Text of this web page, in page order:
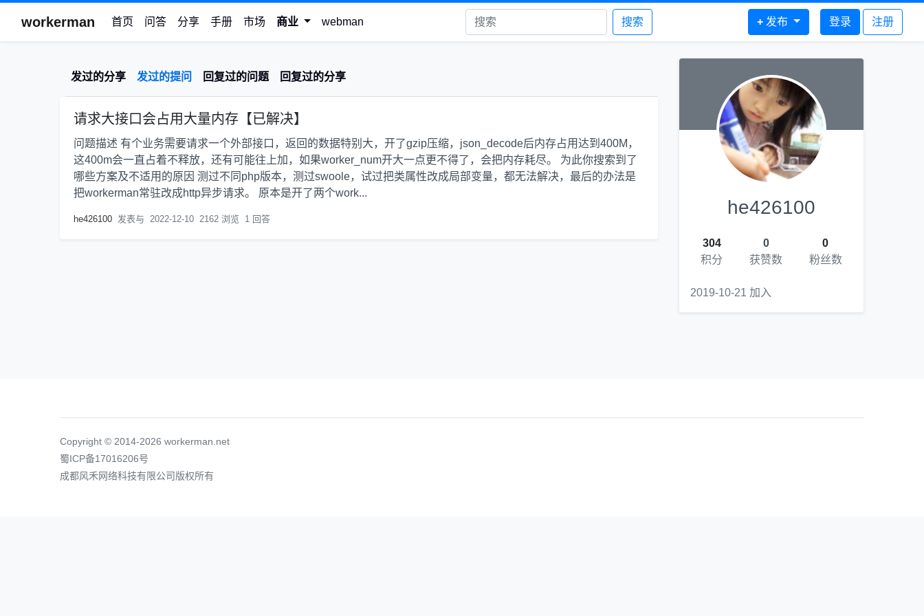
workerman 首页 问答 分享 手册 市场 商业 webman 搜索 + 发布 登录 注册
发过的分享 发过的提问 回复过的问题 回复过的分享
请求大接口会占用大量内存【已解决】
问题描述 有个业务需要请求一个外部接口，返回的数据特别大，开了gzip压缩，json_decode后内存占用达到400M，
这400m会一直占着不释放，还有可能往上加，如果worker_num开大一点更不得了，会把内存耗尽。 为此你搜索到了
哪些方案及不适用的原因 测过不同php版本，测过swoole，试过把类属性改成局部变量，都无法解决，最后的办法是
把workerman常驻改成http异步请求。 原本是开了两个work...
he426100 发表与 2022-12-10 2162 浏览 1 回答
he426100
304
积分
0
获赞数
0
粉丝数
2019-10-21 加入
Copyright © 2014-2026 workerman.net
蜀ICP备17016206号
成都风禾网络科技有限公司版权所有